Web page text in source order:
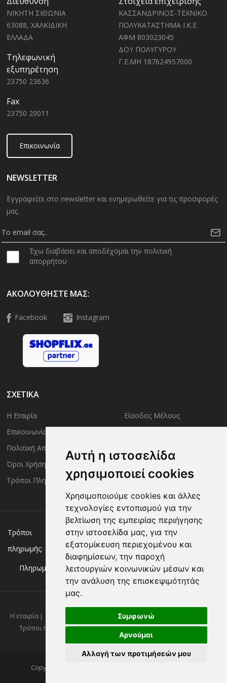
Αυτή η ιστοσελίδα
χρησιμοποιεί cookies
Χρησιμοποιούμε cookies και άλλες
τεχνολογίες εντοπισμού για την
βελτίωση της εμπειρίας περιήγησης
στην ιστοσελίδα μας, για την
εξατομίκευση περιεχομένου και
διαφημίσεων, την παροχή
λειτουργιών κοινωνικών μέσων και
την ανάλυση της επισκεψιμότητάς
μας.
Συμφωνώ
Αρνούμαι
Αλλαγή των προτιμήσεών μου
ΝΙΚΗΤΗ ΣΙΘΩΝΙΑ
63088, ΧΑΛΚΙΔΙΚΗ
ΕΛΛΑΔΑ
Τηλεφωνική
εξυπηρέτηση
23750 23636
Fax
23750 20011
ΚΑΣΣΑΝΔΡΙΝΟΣ-ΤΕΧΝΙΚΟ
ΠΟΛΥΚΑΤΑΣΤΗΜΑ Ι.Κ.Ε
ΑΦΜ 803023045
ΔΟΥ ΠΟΛΥΓΥΡΟΥ
Γ.Ε.ΜΗ 187624957000
Επικοινωνία
NEWSLETTER
Εγγραφείτε στο newsletter και ενημερωθείτε για τις προσφορές
μας.
Έχω διαβάσει και αποδέχομαι την πολιτική
απορρήτου
ΑΚΟΛΟΥΘΉΣΤΕ ΜΑΣ:
Facebook Instagram
ΣΧΕΤΙΚΑ
Η Εταιρία
Επικοινωνία
Πολιτική Απορρήτου
Όροι Χρήσης
Τρόποι Πληρωμής
Είσοδος Μέλους
Τρόποι Αποστολής
Τρόποι
πληρωμής:
Χρεωστική/πιστωτική κάρτα Αντικαταβολή
Κατάθεση σε Τράπεζα
Πληρωμή με:
Η εταιρία Πολιτική απορρήτου
Τρόποι πληρωμής
Τρόποι αποστολής Πολιτική επιστροφών
Copyright ©2026 Kassandrinos.gr. All Rights Reserved